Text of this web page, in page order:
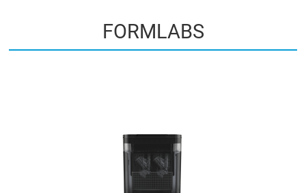
FORMLABS